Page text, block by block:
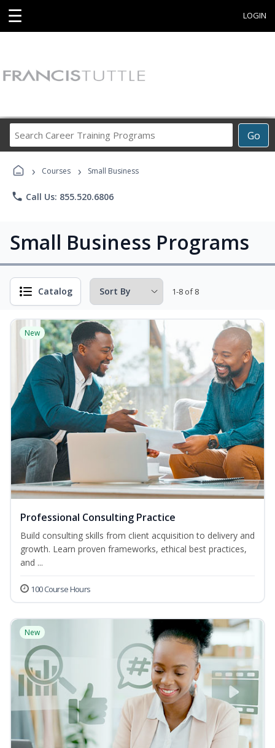
☰ LOGIN
Go
Career
Programs
› Courses › Small Business
phone Call Us: 855.520.6806
Small Business Programs
Catalog 1-8 of 8
New
Professional Consulting Practice
Build consulting skills from client acquisition to delivery and
growth. Learn proven frameworks, ethical best practices,
and ...
100 Course Hours
New